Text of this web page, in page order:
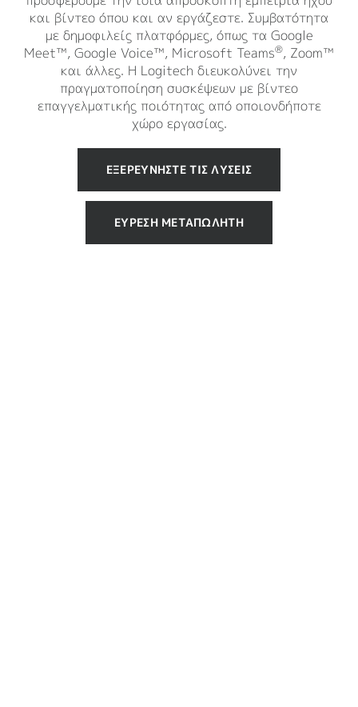
και βίντεο όπου και αν εργάζεστε. Συμβατότητα
με δημοφιλείς πλατφόρμες, όπως τα Google
Meet™, Google Voice™, Microsoft Teams®, Zoom™
και άλλες. Η Logitech διευκολύνει την
πραγματοποίηση συσκέψεων με βίντεο
επαγγελματικής ποιότητας από οποιονδήποτε
χώρο εργασίας.
ΕΞΕΡΕΥΝΉΣΤΕ ΤΙΣ ΛΎΣΕΙΣ
ΕΎΡΕΣΗ ΜΕΤΑΠΩΛΗΤΉ